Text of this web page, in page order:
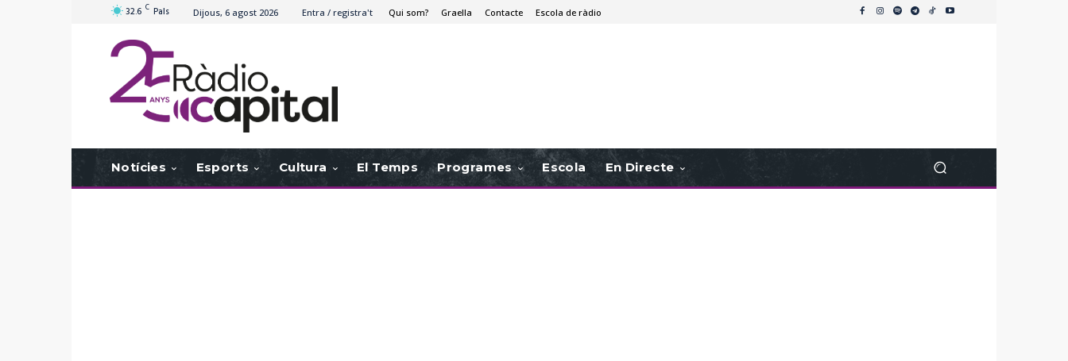
32.6 C Pals Dijous, 6 agost 2026 Entra / registra't Qui som? Graella Contacte Escola de ràdio
Notícies Esports Cultura El Temps Programes Escola En Directe